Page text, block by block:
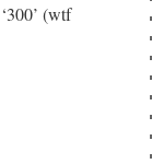
(wtf